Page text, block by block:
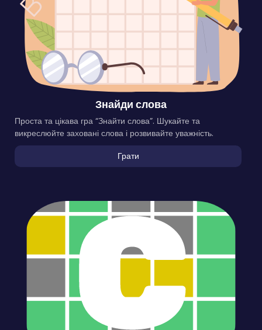
Знайди слова
Проста та цікава гра “Знайти слова”. Шукайте та
викреслюйте заховані слова і розвивайте уважність.
Грати